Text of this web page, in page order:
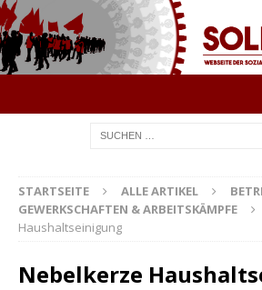
STARTSEITE ALLE ARTIKEL
GEWERKSCHAFTEN & ARBEITSKÄMPFE
Haushaltseinigung
Nebelkerze